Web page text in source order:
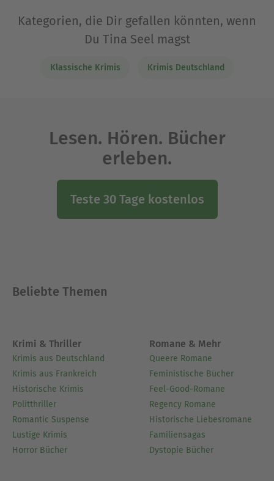
Kategorien, die Dir gefallen könnten, wenn
Du Tina Seel magst
Klassische Krimis Krimis Deutschland
Lesen. Hören. Bücher
erleben.
Teste 30 Tage kostenlos
Beliebte Themen
Krimi & Thriller
Krimis aus Deutschland
Krimis aus Frankreich
Historische Krimis
Politthriller
Romantic Suspense
Lustige Krimis
Horror Bücher
Romane & Mehr
Queere Romane
Feministische Bücher
Feel-Good-Romane
Regency Romane
Historische Liebesromane
Familiensagas
Dystopie Bücher